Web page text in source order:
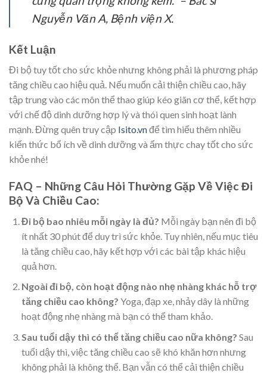
Nguyễn Văn A, Bệnh viện X.
Kết Luận
Đi bộ tuy tốt cho sức khỏe nhưng không phải là phương pháp
tăng chiều cao hiệu quả. Nếu muốn cải thiện chiều cao, hãy
tập trung vào các môn thể thao giúp kéo giãn cơ thể, kết hợp
với chế độ dinh dưỡng hợp lý và thói quen sinh hoạt lành
mạnh. Đừng quên truy cập Isito.vnđể tìm hiểu thêm nhiều
kiến thức bổ ích về dinh dưỡng và ẩm thực chay tốt cho sức
khỏe nhé!
FAQ – Những Câu Hỏi Thường Gặp Về Việc Đi
Bộ Và Chiều Cao:
Đi bộ bao nhiêu mỗi ngày là đủ? Mỗi ngày bạn nên đi bộ
ít nhất 30 phút để duy trì sức khỏe. Tuy nhiên, nếu mục tiêu
là tăng chiều cao, hãy kết hợp với các bài tập khác hiệu
quả hơn.
Ngoài đi bộ, còn hoạt động nào nhẹ nhàng khác hỗ trợ
tăng chiều cao không? Yoga, đạp xe, nhảy dây là những
hoạt động nhẹ nhàng mà bạn có thể tham khảo.
Sau tuổi dậy thì có thể tăng chiều cao nữa không? Sau
tuổi dậy thì, việc tăng chiều cao sẽ khó khăn hơn nhưng
không phải là không thể. Bạn vẫn có thể cải thiện chiều